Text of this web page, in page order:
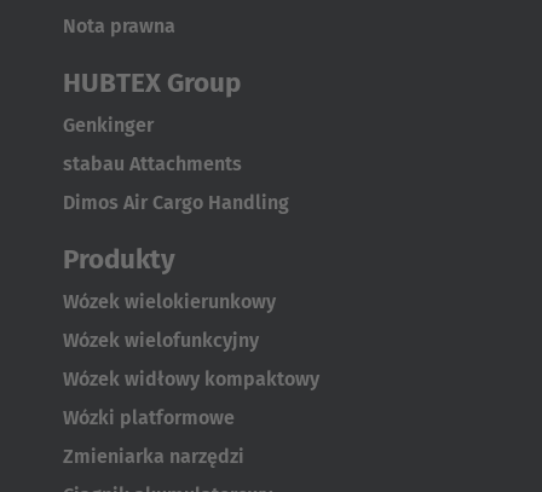
AMERICA
Brasil
Português
United States
English
Nota prawna
HUBTEX Group
Genkinger
stabau Attachments
Dimos Air Cargo Handling
Produkty
Wózek wielokierunkowy
Wózek wielofunkcyjny
Wózek widłowy kompaktowy
Wózki platformowe
Zmieniarka narzędzi